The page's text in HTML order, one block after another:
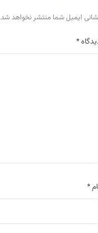
ایمیل شما منتشر نخواهد شد.
*
*